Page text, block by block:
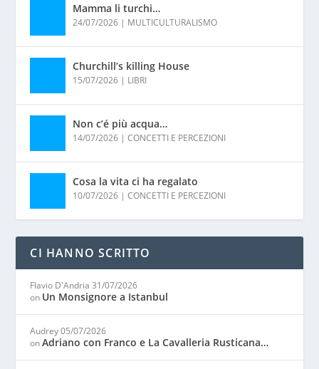
Mamma li turchi…
24/07/2026 | MULTICULTURALISMO
Churchill’s killing House
15/07/2026 | LIBRI
Non c’é più acqua…
14/07/2026 |CONCETTI E PERCEZIONI
Cosa la vita ci ha regalato
10/07/2026 |CONCETTI E PERCEZIONI
CI HANNO SCRITTO
Flavio D'Andria 31/07/2026
on Un Monsignore a Istanbul
Audrey 05/07/2026
onAdriano con Franco e La Cavalleria Rusticana…